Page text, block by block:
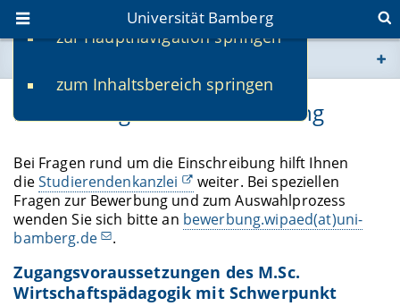
zur Hauptnavigation springen
zum Inhaltsbereich springen
Universität Bamberg
www.uni-bamberg.de
fis.uni-bamberg.de
Bewerbung und Einschreibung
Bei Fragen rund um die Einschreibung hilft Ihnen
dieStudierendenkanzlei
weiter. Bei speziellen
Fragen zur Bewerbung und zum Auswahlprozess
wenden Sie sich bitte an bewerbung.wipaed(at)uni-
bamberg.de
.
Zugangsvoraussetzungen des M.Sc.
Wirtschaftspädagogik mit Schwerpunkt